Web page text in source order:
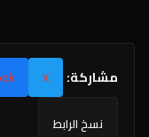
مشاركة: X
نسخ الرابط